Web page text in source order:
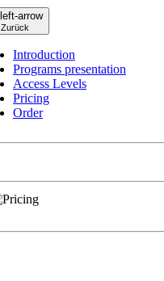
Zurück
Introduction
Programs presentation
Access Levels
Pricing
Order